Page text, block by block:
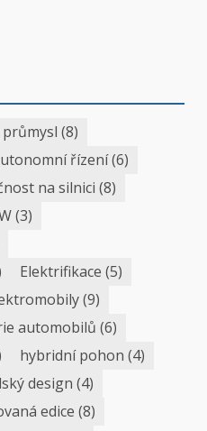
(8)
řízení(6)
na silnici (8)
(3)
Elektrifikace (5)
(9)
automobilů (6)
hybridní pohon (4)
design (4)
edice (8)